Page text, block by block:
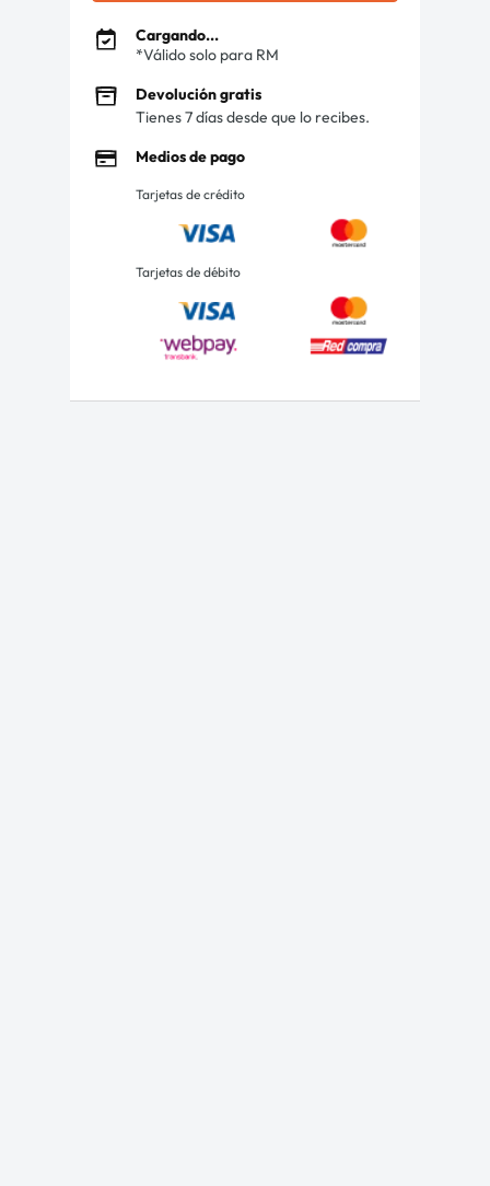
Cargando...
*Válido solo para RM
Devolución gratis
Tienes 7 días desde que lo recibes.
Medios de pago
Tarjetas de crédito
Tarjetas de débito